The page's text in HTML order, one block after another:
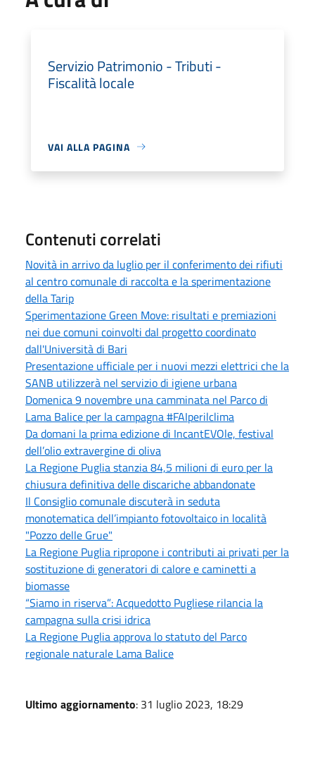
Servizio Patrimonio - Tributi -
Fiscalità locale
VAI ALLA PAGINA
Contenuti correlati
Novità in arrivo da luglio per il conferimento dei rifiuti
al centro comunale di raccolta e la sperimentazione
della Tarip
Sperimentazione Green Move: risultati e premiazioni
nei due comuni coinvolti dal progetto coordinato
dall'Università di Bari
Presentazione ufficiale per i nuovi mezzi elettrici che la
SANB utilizzerà nel servizio di igiene urbana
Domenica 9 novembre una camminata nel Parco di
Lama Balice per la campagna #FAIperilclima
Da domani la prima edizione di IncantEVOle, festival
dell’olio extravergine di oliva
La Regione Puglia stanzia 84,5 milioni di euro per la
chiusura definitiva delle discariche abbandonate
Il Consiglio comunale discuterà in seduta
monotematica dell’impianto fotovoltaico in località
"Pozzo delle Grue"
La Regione Puglia ripropone i contributi ai privati per la
sostituzione di generatori di calore e caminetti a
biomasse
“Siamo in riserva”: Acquedotto Pugliese rilancia la
campagna sulla crisi idrica
La Regione Puglia approva lo statuto del Parco
regionale naturale Lama Balice
Ultimo aggiornamento: 31 luglio 2023, 18:29